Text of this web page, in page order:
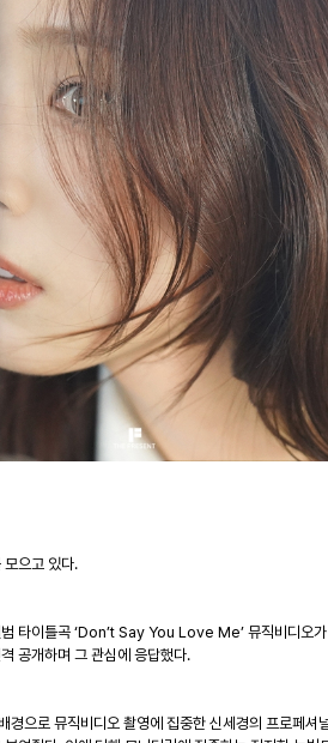
모으고 있다.
타이틀곡 ‘Don’t Say You Love Me’ 뮤직비디오
공개하며 그 관심에 응답했다.
경으로 뮤직비디오 촬영에 집중한 신세경의 프로페